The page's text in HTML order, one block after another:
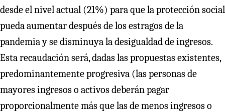
desde el nivel actual (21%) para que la protección social
pueda aumentar después de los estragos de la
pandemia y se disminuya la desigualdad de ingresos.
Esta recaudación será, dadas las propuestas existentes,
predominantemente progresiva (las personas de
mayores ingresos o activos deberán pagar
proporcionalmente más que las de menos ingresos o